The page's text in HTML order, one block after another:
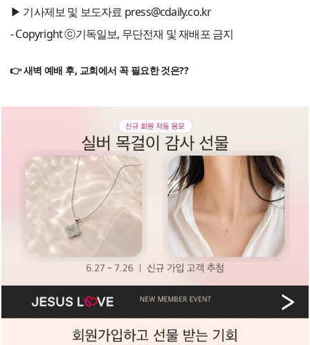
▶ 기사제보 및 보도자료 press@cdaily.co.kr
- Copyright ⓒ기독일보, 무단전재 및 재배포 금지
👉 새벽 예배 후, 교회에서 꼭 필요한 것은??